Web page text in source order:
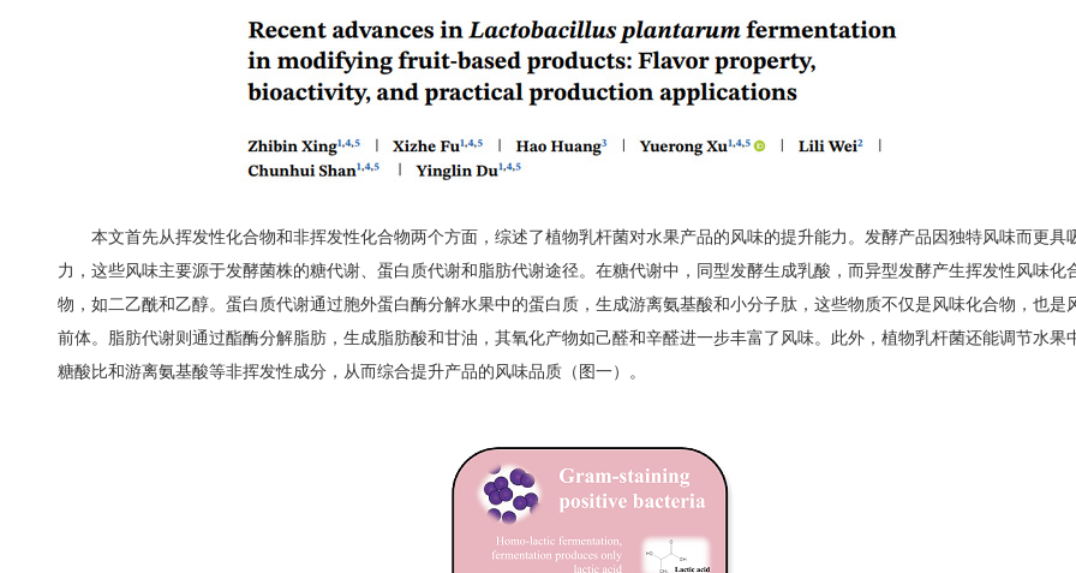
本文首先从挥发性化合物和非挥发性化合物两个方面，综述了植物乳杆菌对水果产品的风味的提升能力。发酵产品因独特风味而更具
力，这些风味主要源于发酵菌株的糖代谢、蛋白质代谢和脂肪代谢途径。在糖代谢中，同型发酵生成乳酸，而异型发酵产生挥发性风味化
物，如二乙酰和乙醇。蛋白质代谢通过胞外蛋白酶分解水果中的蛋白质，生成游离氨基酸和小分子肽，这些物质不仅是风味化合物，也是
前体。脂肪代谢则通过酯酶分解脂肪，生成脂肪酸和甘油，其氧化产物如己醛和辛醛进一步丰富了风味。此外，植物乳杆菌还能调节水果
糖酸比和游离氨基酸等非挥发性成分，从而综合提升产品的风味品质（图一）。